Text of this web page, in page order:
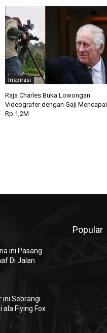
Inspirasi
Raja Charles Buka Lowongan
Videografer dengan Gaji Mencapai
Rp 1,2M
ini Pasang
Di Jalan
ini Sebrangi
ala Flying Fox
Popular